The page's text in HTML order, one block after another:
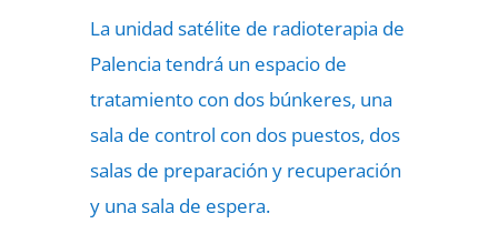
La unidad satélite de radioterapia de
Palencia tendrá un espacio de
tratamiento con dos búnkeres, una
sala de control con dos puestos, dos
salas de preparación y recuperación
y una sala de espera.